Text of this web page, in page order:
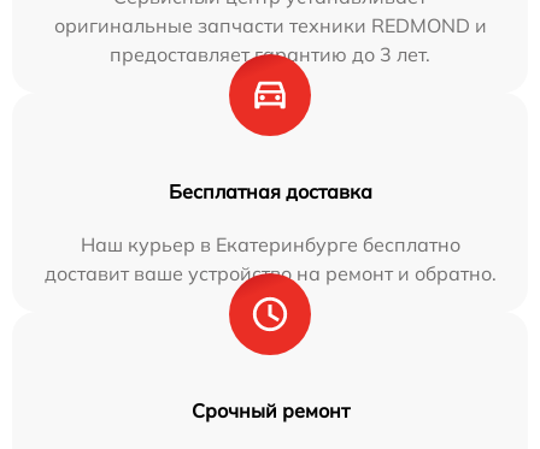
оригинальные запчасти техники REDMOND и
предоставляет гарантию до 3 лет.
Бесплатная доставка
Наш курьер в Екатеринбурге бесплатно
доставит ваше устройство на ремонт и обратно.
Срочный ремонт